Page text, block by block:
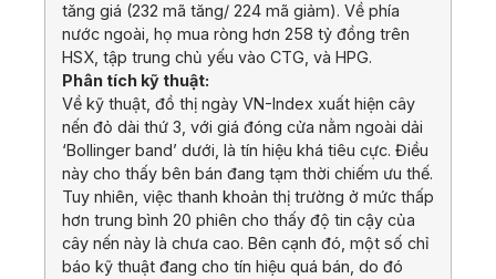
tăng giá (232 mã tăng/ 224 mã giảm). Về phía
nước ngoài, họ mua ròng hơn 258 tỷ đồng trên
HSX, tập trung chủ yếu vào CTG, và HPG.
Phân tích kỹ thuật:
Về kỹ thuật, đồ thị ngày VN-Index xuất hiện cây
nến đỏ dài thứ 3, với giá đóng cửa nằm ngoài dải
‘Bollinger band’ dưới, là tín hiệu khá tiêu cực. Điều
này cho thấy bên bán đang tạm thời chiếm ưu thế.
Tuy nhiên, việc thanh khoản thị trường ở mức thấp
hơn trung bình 20 phiên cho thấy độ tin cậy của
cây nến này là chưa cao. Bên cạnh đó, một số chỉ
báo kỹ thuật đang cho tín hiệu quá bán, do đó